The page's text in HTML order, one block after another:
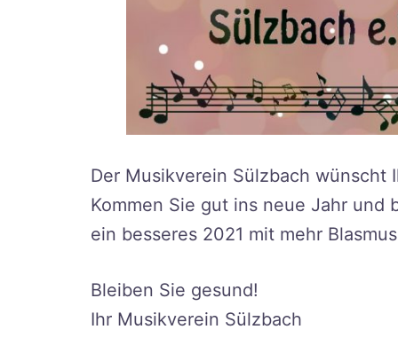
Der Musikverein Sülzbach wünscht
Kommen Sie gut ins neue Jahr
ein besseres 2021 mit mehr
Bleiben Sie gesund!
Ihr Musikverein Sülzbach